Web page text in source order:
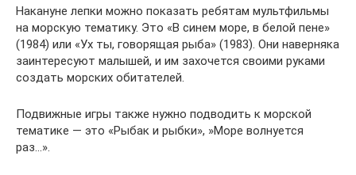
Накануне лепки можно показать ребятам мультфильмы
на морскую тематику. Это «В синем море, в белой пене»
(1984) или «Ух ты, говорящая рыба» (1983). Они наверняка
заинтересуют малышей, и им захочется своими руками
создать морских обитателей.
Подвижные игры также нужно подводить к морской
тематике — это «Рыбак и рыбки», »Море волнуется
раз…».